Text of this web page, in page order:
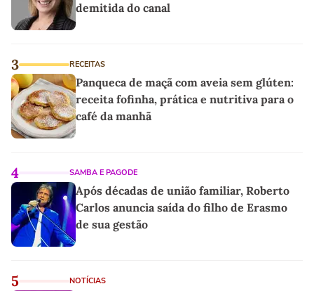
demitida do canal
3 RECEITAS
Panqueca de maçã com aveia sem glúten:
receita fofinha, prática e nutritiva para o
café da manhã
4 SAMBA E PAGODE
Após décadas de união familiar, Roberto
Carlos anuncia saída do filho de Erasmo
de sua gestão
5 NOTÍCIAS